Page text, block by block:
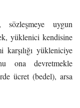
sözleşmeye uygun
yüklenici kendisine
yükleniciye
ona devretmekle
ücret (bedel), arsa